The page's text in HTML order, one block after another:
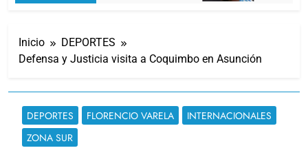
Inicio
DEPORTES
Defensa y Justicia visita a Coquimbo en Asunción
DEPORTES FLORENCIO VARELA
INTERNACIONALES
ZONA SUR